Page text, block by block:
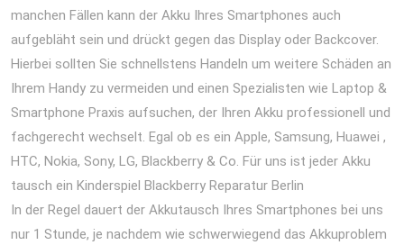
manchen Fällen kann der Akku Ihres Smartphones auch
aufgebläht sein und drückt gegen das Display oder Backcover.
Hierbei sollten Sie schnellstens Handeln um weitere Schäden an
Ihrem Handy zu vermeiden und einen Spezialisten wie Laptop &
Smartphone Praxis aufsuchen, der Ihren Akku professionell und
fachgerecht wechselt. Egal ob es ein Apple, Samsung, Huawei ,
HTC, Nokia, Sony, LG, Blackberry & Co. Für uns ist jeder Akku
tausch ein Kinderspiel Blackberry Reparatur Berlin
In der Regel dauert der Akkutausch Ihres Smartphones bei uns
nur 1 Stunde, je nachdem wie schwerwiegend das Akkuproblem